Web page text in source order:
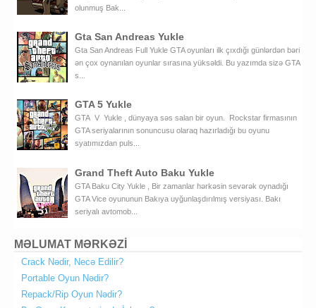
olunmuş Bak...
Gta San Andreas Yukle
Gta San Andreas Full Yukle GTA oyunları ilk çıxdığı günlərdən bəri
ən çox oynanılan oyunlar sırasına yüksəldi. Bu yazımda sizə GTA
s...
GTA 5 Yukle
GTA V Yukle , dünyaya səs salan bir oyun. Rockstar firmasının
GTA seriyalarının sonuncusu olaraq hazırladığı bu oyunu
syatımızdan puls...
Grand Theft Auto Baku Yukle
GTA Baku City Yukle , Bir zamanlar hərkəsin sevərək oynadığı
GTA Vice oyununun Bakıya uyğunlaşdırılmış versiyası. Bakı
seriyalı avtomob...
MƏLUMAT MƏRKƏZİ
Crack Nədir, Necə Edilir?
Portable Oyun Nədir?
Repack/Rip Oyun Nədir?